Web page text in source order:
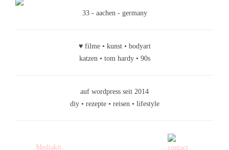
33 - aachen - germany
♥ filme • kunst • bodyart
katzen • tom hardy • 90s
auf wordpress seit 2014
diy • rezepte • reisen • lifestyle
Mediakit